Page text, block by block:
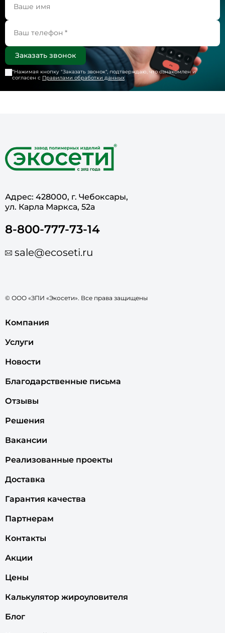
*Нажимая кнопку "Заказать звонок", подтверждаю, что ознакомлен и
согласен с Правилами обработки данных
Адрес: 428000, г. Чебоксары,
ул. Карла Маркса, 52а
8-800-777-73-14
sale@ecoseti.ru
© ООО «ЗПИ «Экосети». Все права защищены
Компания
Услуги
Новости
Благодарственные письма
Отзывы
Решения
Вакансии
Реализованные проекты
Доставка
Гарантия качества
Партнерам
Контакты
Акции
Цены
Калькулятор жироуловителя
Блог